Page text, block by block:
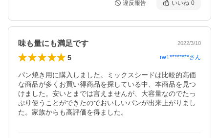
違反報告 いいね 0
味も量にも満足です 2022/3/10
5 rw1********さん
パン焼き用に購入しました。ミックスシードは比較的高価
な商品が多くお買い得商品を探している中、本商品を見つ
けました。安いとまでは言えませんが、大容量なのでたっ
ぷり使うことができたのでおいしいパンが出来上がりまし
た。家族からも高評価を得ました。